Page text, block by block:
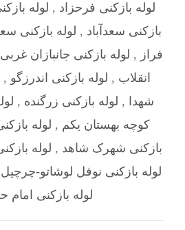
لوله بازکنی فرحزاد , لوله
بازکنی سعدآباد , لوله بازکنی
فراز , لوله بازکنی جانبازان غربی
انقلاب , لوله بازکنی اندرزگو ,
شهدا , لوله بازکنی زرگنده ,
کوچه بهستان یکم , لوله
بازکنی شهرک شاهد , لوله
لوله بازکنی نوفل لوشاتو-چرچیل
لوله بازکنی امام